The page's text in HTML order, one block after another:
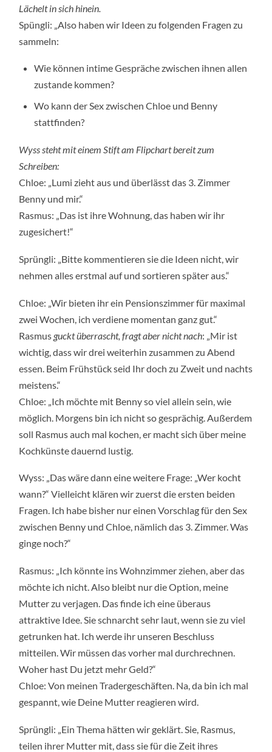
Lächelt in sich hinein.
Spüngli: „Also haben wir Ideen zu folgenden Fragen zu
sammeln:
Wie können intime Gespräche zwischen ihnen allen
zustande kommen?
Wo kann der Sex zwischen Chloe und Benny
stattfinden?
Wyss steht mit einem Stift am Flipchart bereit zum
Schreiben:
Chloe: „Lumi zieht aus und überlässt das 3. Zimmer
Benny und mir.“
Rasmus: „Das ist ihre Wohnung, das haben wir ihr
zugesichert!“
Sprüngli: „Bitte kommentieren sie die Ideen nicht, wir
nehmen alles erstmal auf und sortieren später aus.“
Chloe: „Wir bieten ihr ein Pensionszimmer für maximal
zwei Wochen, ich verdiene momentan ganz gut.“
Rasmus guckt überrascht, fragt aber nicht nach: „Mir ist
wichtig, dass wir drei weiterhin zusammen zu Abend
essen. Beim Frühstück seid Ihr doch zu Zweit und nachts
meistens.“
Chloe: „Ich möchte mit Benny so viel allein sein, wie
möglich. Morgens bin ich nicht so gesprächig. Außerdem
soll Rasmus auch mal kochen, er macht sich über meine
Kochkünste dauernd lustig.
Wyss: „Das wäre dann eine weitere Frage: „Wer kocht
wann?“ Vielleicht klären wir zuerst die ersten beiden
Fragen. Ich habe bisher nur einen Vorschlag für den Sex
zwischen Benny und Chloe, nämlich das 3. Zimmer. Was
ginge noch?“
Rasmus: „Ich könnte ins Wohnzimmer ziehen, aber das
möchte ich nicht. Also bleibt nur die Option, meine
Mutter zu verjagen. Das finde ich eine überaus
attraktive Idee. Sie schnarcht sehr laut, wenn sie zu viel
getrunken hat. Ich werde ihr unseren Beschluss
mitteilen. Wir müssen das vorher mal durchrechnen.
Woher hast Du jetzt mehr Geld?“
Chloe: Von meinen Tradergeschäften. Na, da bin ich mal
gespannt, wie Deine Mutter reagieren wird.
Sprüngli: „Ein Thema hätten wir geklärt. Sie, Rasmus,
teilen ihrer Mutter mit, dass sie für die Zeit ihres